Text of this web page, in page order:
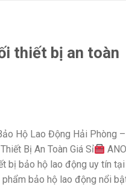
thiết bị an toàn
Hộ Lao Động Hải Phòng –
Bị An Toàn Giá Sỉ
bị bảo hộ lao động uy tín tại
phẩm bảo hộ lao động nổi